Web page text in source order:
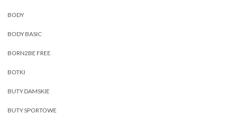
BODY
BODY BASIC
BORN2BE FREE
BOTKI
BUTY DAMSKIE
BUTY SPORTOWE